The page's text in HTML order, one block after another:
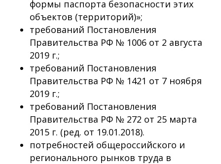
формы паспорта безопасности этих
объектов (территорий)»;
требований Постановления
Правительства РФ № 1006 от 2 августа
2019 г.;
требований Постановления
Правительства РФ № 1421 от 7 ноября
2019 г.;
требований Постановления
Правительства РФ № 272 от 25 марта
2015 г. (ред. от 19.01.2018).
потребностей общероссийского и
регионального рынков труда в